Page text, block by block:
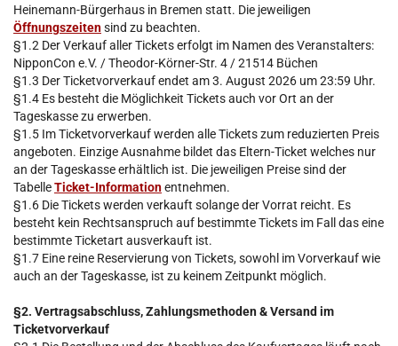
Heinemann-Bürgerhaus in Bremen statt. Die jeweiligen
Öffnungszeitensind zu beachten.
§1.2 Der Verkauf aller Tickets erfolgt im Namen des Veranstalters:
NipponCon e.V. / Theodor-Körner-Str. 4 / 21514 Büchen
§1.3 Der Ticketvorverkauf endet am 3. August 2026 um 23:59 Uhr.
§1.4 Es besteht die Möglichkeit Tickets auch vor Ort an der
Tageskasse zu erwerben.
§1.5 Im Ticketvorverkauf werden alle Tickets zum reduzierten Preis
angeboten. Einzige Ausnahme bildet das Eltern-Ticket welches nur
an der Tageskasse erhältlich ist. Die jeweiligen Preise sind der
TabelleTicket-Informationentnehmen.
§1.6 Die Tickets werden verkauft solange der Vorrat reicht. Es
besteht kein Rechtsanspruch auf bestimmte Tickets im Fall das eine
bestimmte Ticketart ausverkauft ist.
§1.7 Eine reine Reservierung von Tickets, sowohl im Vorverkauf wie
auch an der Tageskasse, ist zu keinem Zeitpunkt möglich.
§2. Vertragsabschluss, Zahlungsmethoden & Versand im
Ticketvorverkauf